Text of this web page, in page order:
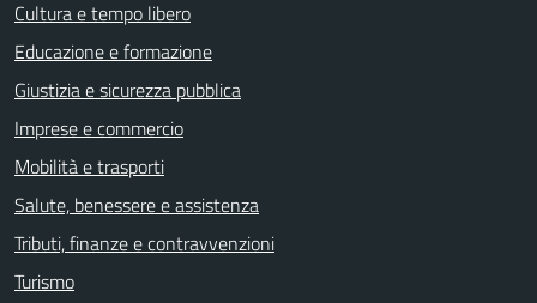
Cultura e tempo libero
Educazione e formazione
Giustizia e sicurezza pubblica
Imprese e commercio
Mobilità e trasporti
Salute, benessere e assistenza
Tributi, finanze e contravvenzioni
Turismo